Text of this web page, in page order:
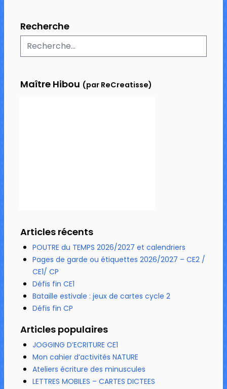
Recherche
Maître Hibou (par ReCreatisse)
Articles récents
POUTRE du TEMPS 2026/2027 et calendriers
Pages de garde ou étiquettes 2026/2027 – CE2 /
CE1/ CP
Défis fin CE1
Bataille estivale : jeux de cartes cycle 2
Défis fin CP
Articles populaires
JOGGING D’ECRITURE CE1
Mon cahier d’activités NATURE
Ateliers écriture des minuscules
LETTRES MOBILES – CARTES DICTEES